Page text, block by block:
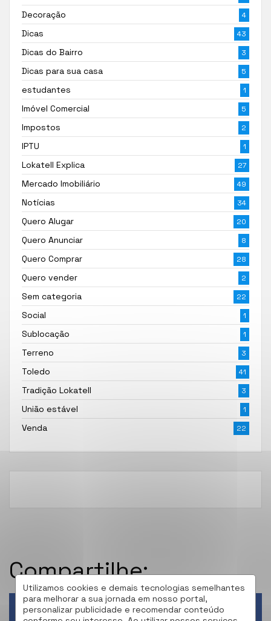
Utilizamos cookies e demais tecnologias semelhantes
para melhorar a sua jornada em nosso portal,
personalizar publicidade e recomendar conteúdo
Decoração 4
Dicas 43
Dicas do Bairro 3
Dicas para sua casa 5
estudantes 1
Imóvel Comercial 5
Impostos 2
IPTU 1
Lokatell Explica 27
Mercado Imobiliário 49
Notícias 34
Quero Alugar 20
Quero Anunciar 8
Quero Comprar 28
Quero vender 2
Sem categoria 22
Social 1
Sublocação 1
Terreno 3
Toledo 41
Tradição Lokatell 3
União estável 1
Venda 22
Compartilhe:
Facebook